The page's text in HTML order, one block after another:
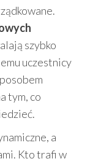
szybko
uczestnicy
tym, co
a
Kto trafi w